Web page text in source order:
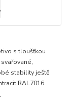
s tloušťkou
stability ještě
RAL7016